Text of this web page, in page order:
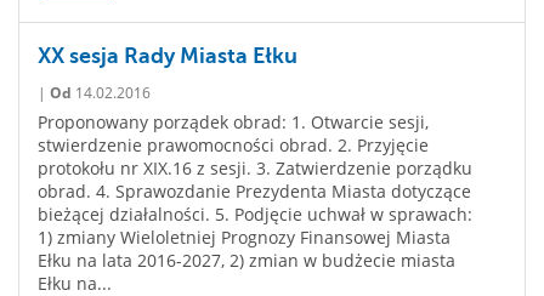
XX sesja Rady Miasta Ełku
| Od 14.02.2016
Proponowany porządek obrad: 1. Otwarcie sesji,
stwierdzenie prawomocności obrad. 2. Przyjęcie
protokołu nr XIX.16 z sesji. 3. Zatwierdzenie porządku
obrad. 4. Sprawozdanie Prezydenta Miasta dotyczące
bieżącej działalności. 5. Podjęcie uchwał w sprawach:
1) zmiany Wieloletniej Prognozy Finansowej Miasta
Ełku na lata 2016-2027, 2) zmian w budżecie miasta
Ełku na...